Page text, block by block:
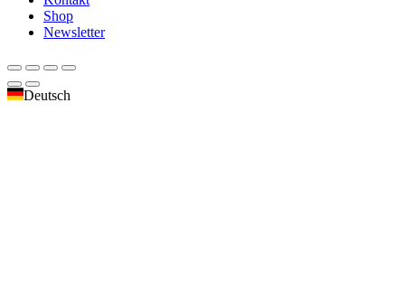
Shop
Newsletter
Deutsch